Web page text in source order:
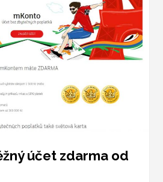
účet zdarma od